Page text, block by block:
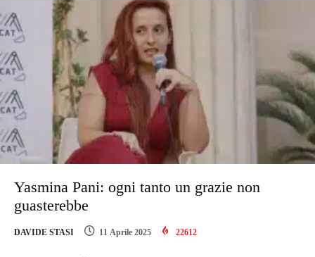
Yasmina Pani: ogni tanto un grazie non
guasterebbe
DAVIDE STASI 11 Aprile 2025 22612